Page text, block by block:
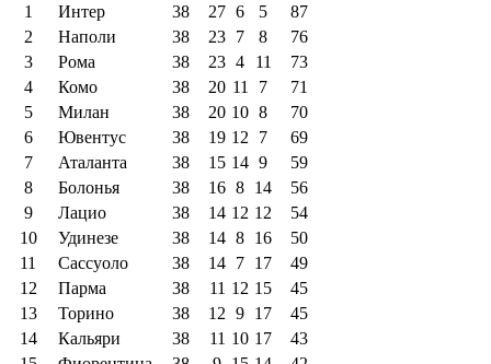
1
Интер 38 27 6 5
87
2
Наполи 38 23 7 8
76
3
Рома 38 23 4 11
73
4
Комо 38 20 11 7
71
5
Милан 38 20 10 8
70
6
Ювентус 38 19 12 7
69
7
Аталанта 38 15 14 9
59
8
Болонья 38 16 8 14
56
9
Лацио 38 14 12 12
54
10
Удинезе 38 14 8 16
50
11
Сассуоло 38 14 7 17
49
12
Парма 38 11 12 15
45
13
Торино 38 12 9 17
45
14
Кальяри 38 11 10 17
43